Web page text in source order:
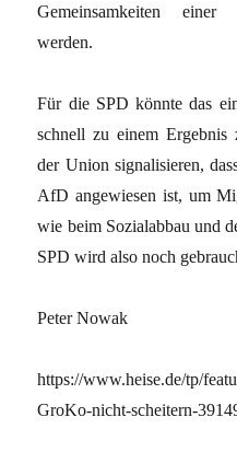
Gemeinsamkeiten einer
werden.
Für die SPD könnte das
schnell zu einem
der Union signalisieren,
AfD angewiesen ist, um
wie beim Sozialabbau und
SPD wird also noch
Peter Nowak
https://www.heise.de/tp/
GroKo-nicht-scheitern-